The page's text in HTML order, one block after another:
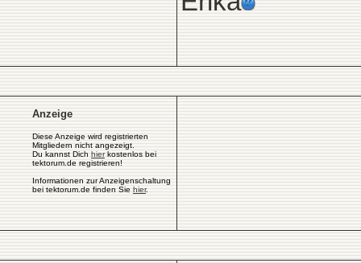
Anzeige
Diese Anzeige wird registrierten
Mitgliedern nicht angezeigt.
Du kannst Dich hierkostenlos bei
tektorum.de registrieren!
Informationen zur Anzeigenschaltung
bei tektorum.de finden Sie hier.